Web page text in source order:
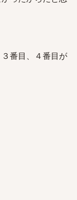
番目、４番目が